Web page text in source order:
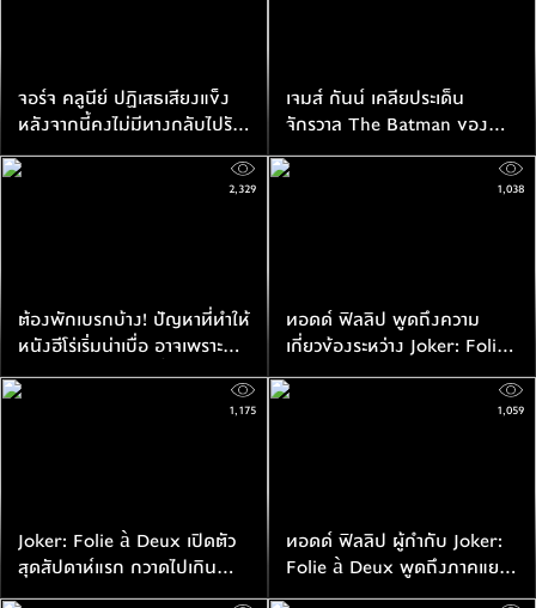
จอร์จ คลูนีย์ ปฏิเสธเสียงแข็ง
หลังจากนี้คงไม่มีทางกลับไปรับ
บท แบทแมน อีกต่อไปแล้ว
เจมส์ กันน์ เคลียประเด็น
จักรวาล The Batman ของ
แมตต์ รีฟ กับ DCU
ต้องพักเบรกบ้าง! ปัญหาที่ทำให้
หนังฮีโร่เริ่มน่าเบื่อ อาจเพราะ
เน้นตัวฮีโร่มากกว่าเนื้อหาหนัง
2,329
ทอดด์ ฟิลลิป พูดถึงความ
เกี่ยวข้องระหว่าง Joker: Folie
à Deux กับ DC Studios
1,038
Joker: Folie à Deux เปิดตัว
สุดสัปดาห์แรก กวาดไปเกิน
$120 ล้าน
1,175
ทอดด์ ฟิลลิป ผู้กำกับ Joker:
Folie à Deux พูดถึงภาคแยก
ของ Haley Quinn
1,059